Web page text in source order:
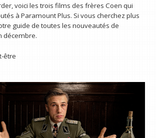
voici les trois films des frères Coen qui
à Paramount Plus. Si vous cherchez plus
guide de toutes les nouveautés de
décembre.
être